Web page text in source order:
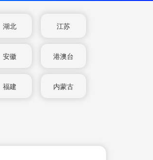
湖北 江苏
安徽 港澳台
福建 内蒙古